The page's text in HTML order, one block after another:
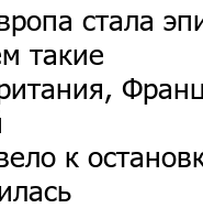
стала
такие
к